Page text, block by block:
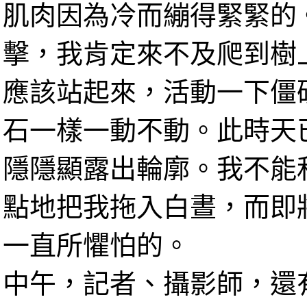
肌肉因為冷而繃得緊緊
擊，我肯定來不及爬到
應該站起來，活動一下
石一樣一動不動。此時
隱隱顯露出輪廓。我不
點地把我拖入白晝，而
一直所懼怕的。
中午，記者、攝影師，